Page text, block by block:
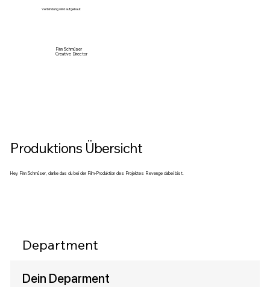
Department
Dein Deparment
Produktions Übersicht
Hey Finn Schmüser, danke das du bei der Film-Produktion des Projektes Revenge dabei bist.
Finn Schmüser
Creative Director
Verbindung wird aufgebaut